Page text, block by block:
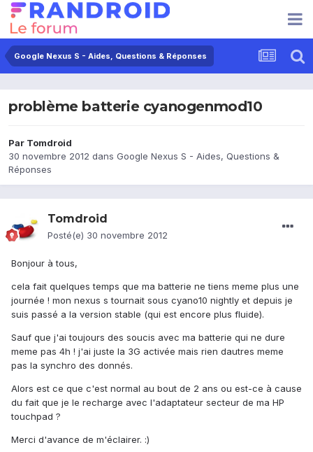
Google Nexus S - Aides, Questions & Réponses
problème batterie cyanogenmod10
Par Tomdroid
30 novembre 2012 dans Google Nexus S - Aides, Questions &
Réponses
Tomdroid
Posté(e) 30 novembre 2012
Bonjour à tous,
cela fait quelques temps que ma batterie ne tiens meme plus une
journée ! mon nexus s tournait sous cyano10 nightly et depuis je
suis passé a la version stable (qui est encore plus fluide).
Sauf que j'ai toujours des soucis avec ma batterie qui ne dure
meme pas 4h ! j'ai juste la 3G activée mais rien dautres meme
pas la synchro des donnés.
Alors est ce que c'est normal au bout de 2 ans ou est-ce à cause
du fait que je le recharge avec l'adaptateur secteur de ma HP
touchpad ?
Merci d'avance de m'éclairer. :)